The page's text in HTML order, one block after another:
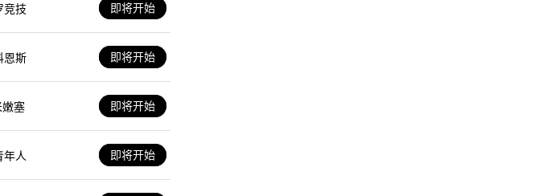
竞技 即将开始
恩斯 即将开始
嫩塞 即将开始
年人 即将开始